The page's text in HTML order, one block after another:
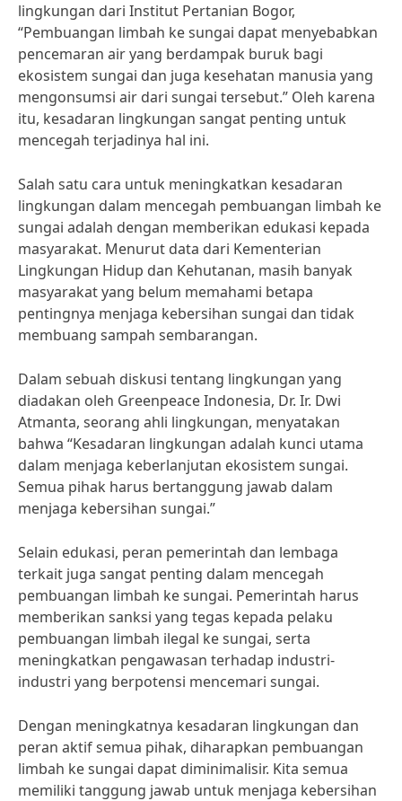
lingkungan dari Institut Pertanian Bogor,
“Pembuangan limbah ke sungai dapat menyebabkan
pencemaran air yang berdampak buruk bagi
ekosistem sungai dan juga kesehatan manusia yang
mengonsumsi air dari sungai tersebut.” Oleh karena
itu, kesadaran lingkungan sangat penting untuk
mencegah terjadinya hal ini.
Salah satu cara untuk meningkatkan kesadaran
lingkungan dalam mencegah pembuangan limbah ke
sungai adalah dengan memberikan edukasi kepada
masyarakat. Menurut data dari Kementerian
Lingkungan Hidup dan Kehutanan, masih banyak
masyarakat yang belum memahami betapa
pentingnya menjaga kebersihan sungai dan tidak
membuang sampah sembarangan.
Dalam sebuah diskusi tentang lingkungan yang
diadakan oleh Greenpeace Indonesia, Dr. Ir. Dwi
Atmanta, seorang ahli lingkungan, menyatakan
bahwa “Kesadaran lingkungan adalah kunci utama
dalam menjaga keberlanjutan ekosistem sungai.
Semua pihak harus bertanggung jawab dalam
menjaga kebersihan sungai.”
Selain edukasi, peran pemerintah dan lembaga
terkait juga sangat penting dalam mencegah
pembuangan limbah ke sungai. Pemerintah harus
memberikan sanksi yang tegas kepada pelaku
pembuangan limbah ilegal ke sungai, serta
meningkatkan pengawasan terhadap industri-
industri yang berpotensi mencemari sungai.
Dengan meningkatnya kesadaran lingkungan dan
peran aktif semua pihak, diharapkan pembuangan
limbah ke sungai dapat diminimalisir. Kita semua
memiliki tanggung jawab untuk menjaga kebersihan